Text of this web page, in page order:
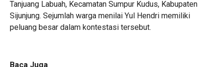
Tanjuang Labuah, Kecamatan Sumpur Kudus, Kabupaten
Sijunjung. Sejumlah warga menilai Yul Hendri memiliki
peluang besar dalam kontestasi tersebut.
Baca Juga